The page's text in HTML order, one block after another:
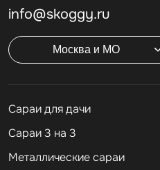
info@skoggy.ru
Москва и МО
Cараи для дачи
Сараи 3 на 3
Металлические сараи